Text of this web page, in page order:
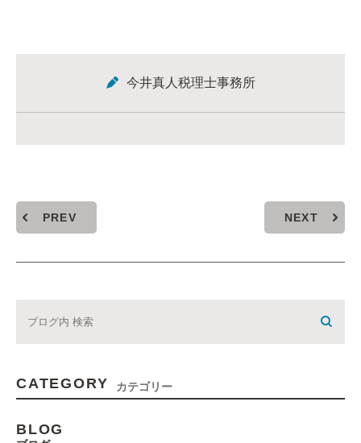
今井真人税理士事務所
PREV NEXT
CATEGORY カテゴリー
BLOG